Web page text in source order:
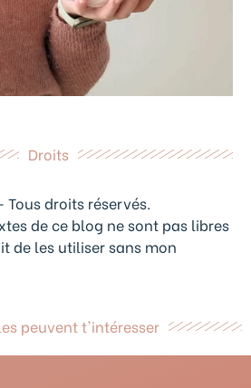
Droits
Tous droits réservés.
de ce blog ne sont pas libres
de les utiliser sans mon
peuvent t'intéresser